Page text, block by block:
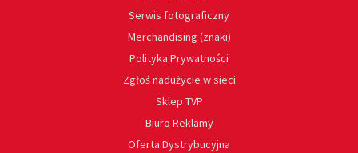
Serwis fotograficzny
Merchandising (znaki)
Polityka Prywatności
Zgłoś nadużycie w sieci
Sklep TVP
Biuro Reklamy
Oferta Dystrybucyjna